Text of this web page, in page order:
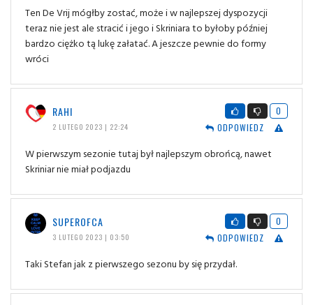
Ten De Vrij mógłby zostać, może i w najlepszej dyspozycji
teraz nie jest ale stracić i jego i Skriniara to byłoby później
bardzo ciężko tą lukę załatać. A jeszcze pewnie do formy
wróci
RAHI
2 LUTEGO 2023 | 22:24
0
ODPOWIEDZ
W pierwszym sezonie tutaj był najlepszym obrońcą, nawet
Skriniar nie miał podjazdu
SUPEROFCA
3 LUTEGO 2023 | 03:50
0
ODPOWIEDZ
Taki Stefan jak z pierwszego sezonu by się przydał.